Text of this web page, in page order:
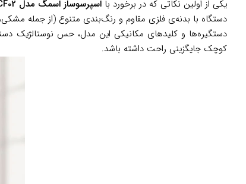
یکی از اولین نکاتی که در برخورد بااسپرسوساز اسمگ مدل ECF02
دستگاه با بدنه‌ی فلزی مقاوم و رنگ‌بندی متنوع (از جمله
دستگیره‌ها و کلیدهای مکانیکی این مدل، حس نوستالژیک
کوچک جایگزینی راحت داشته باشد.